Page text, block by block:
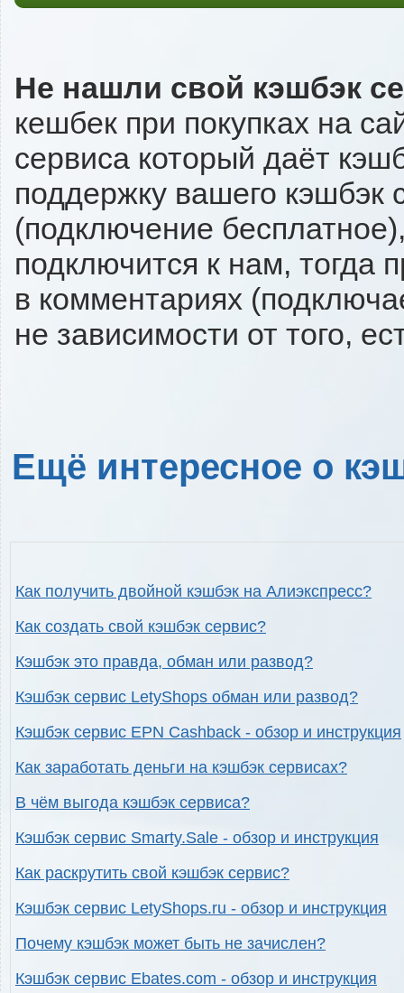
Не нашли свой кэшбэк
кешбек при покупках на
сервиса который даёт
поддержку вашего кэшбэк
(подключение
подключится к нам, тогда
в комментариях
не зависимости от того,
Ещё интересное о
Как получить двойной кэшбэк на Алиэкспресс?
Как создать свой кэшбэк сервис?
Кэшбэк это правда, обман или развод?
Кэшбэк сервис LetyShops обман или развод?
Кэшбэк сервис EPN Cashback - обзор и инструкция
Как заработать деньги на кэшбэк сервисах?
В чём выгода кэшбэк сервиса?
Кэшбэк сервис Smarty.Sale - обзор и инструкция
Как раскрутить свой кэшбэк сервис?
Кэшбэк сервис LetyShops.ru - обзор и инструкция
Почему кэшбэк может быть не зачислен?
Кэшбэк сервис Ebates.com - обзор и инструкция